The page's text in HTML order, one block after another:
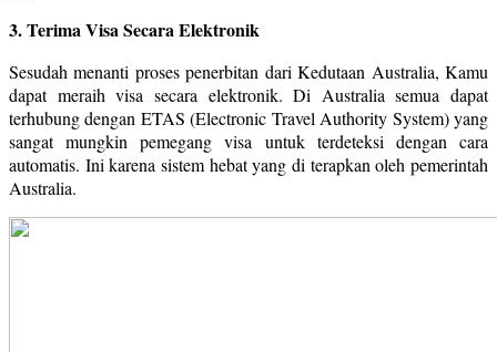
3. Terima Visa Secara Elektronik
Sesudah menanti proses penerbitan dari Kedutaan Australia, Kamu
dapat meraih visa secara elektronik. Di Australia semua dapat
terhubung dengan ETAS (Electronic Travel Authority System) yang
sangat mungkin pemegang visa untuk terdeteksi dengan cara
automatis. Ini karena sistem hebat yang di terapkan oleh pemerintah
Australia.